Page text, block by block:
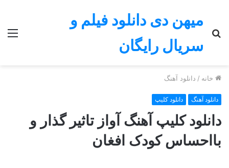
میهن دی دانلود فیلم و
سریال رایگان
جستجو
برای
خانه / دانلود آهنگ
دانلود آهنگ دانلود کلیپ
دانلود کلیپ آهنگ آواز تاثیر گذار و
بااحساس کودک افغان